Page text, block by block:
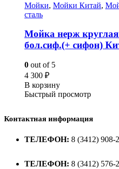
Мойки, Мойки Китай,
сталь
Мойка нерж
бол.сиф.(+ сифон)
0 out of 5
4 300 ₽
В корзину
Быстрый просмотр
Контактная информация
ТЕЛЕФОН: 8 (3412) 908-
ТЕЛЕФОН: 8 (3412) 576-